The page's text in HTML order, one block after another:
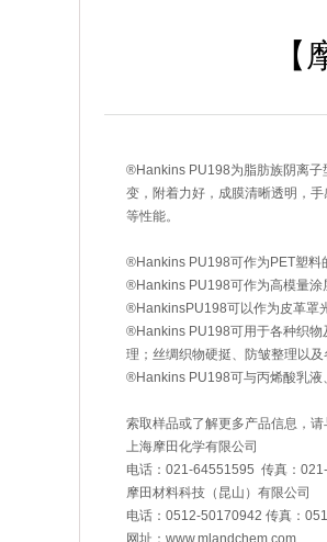
®Hankins PU198为脂肪族阴离子
变，附着力好，成膜清晰透明，
等性能。
®Hankins PU198可作为PET塑料
®Hankins PU198可作为高模量涂
®HankinsPU198可以作为皮革罩
®Hankins PU198可用于各种织物
理；丝绸织物硬挺、防皱整理以及
®Hankins PU198可与丙烯酸乳液
索取样品或了解更多产品信息，
上海摩田化学有限公司
电话：021-64551595 传真：
摩田材料科技（昆山）有限公司
电话：0512-50170942 传真：
网址：www.mlandchem.com